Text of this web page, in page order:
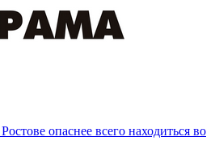
опаснее всего находиться во